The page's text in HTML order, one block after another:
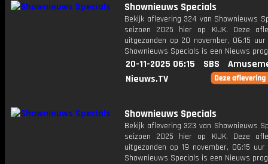
Shownieuws Specials
Bekijk aflevering 324 van Shownieuws
seizoen 2025 hier op KIJK. Deze
uitgezonden op 20 november, 06:15
Shownieuws Specials is een Nieuws
20-11-2025 06:15 SBS
Nieuws.TV
Shownieuws Specials
Bekijk aflevering 323 van Shownieuws
seizoen 2025 hier op KIJK. Deze
uitgezonden op 19 november, 06:15
Shownieuws Specials is een Nieuws